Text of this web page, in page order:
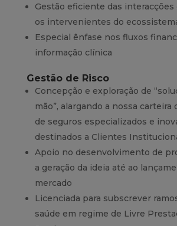
Gestão eficiente das
os intervenientes do
Especial ênfase nos fluxos
informação clínica
Gestão de Risco
Concepção e exploração de
mão”, alargando a nossa carteira
de seguros especializados e
destinados a Clientes
Apoio no desenvolvimento de
a geração da ideia até ao
mercado
Licenciada para subscrever
saúde em regime de Livre